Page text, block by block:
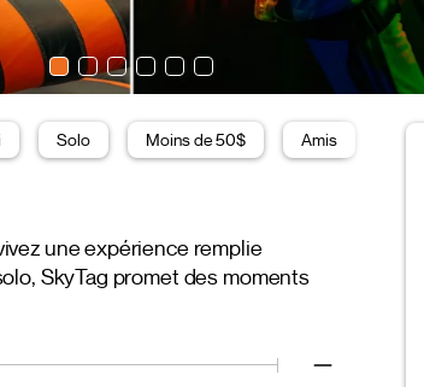
Solo Moins de 50$ Amis
une expérience remplie
SkyTag promet des moments